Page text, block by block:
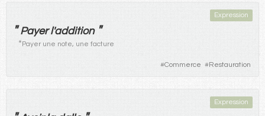
Expression
" Payerl'addition "
*Payer une note, une facture
#Commerce #Restauration
Expression